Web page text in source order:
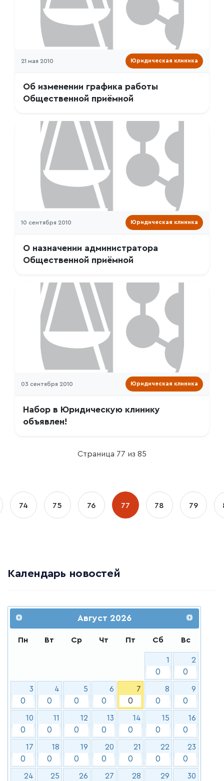
21 мая 2010 Юридическая клиника
Об изменении графика работы
Общественной приёмной
10 сентября 2010 Юридическая клиника
О назначении администратора
Общественной приёмной
03 сентября 2010 Юридическая клиника
Набор в Юридическую клинику
объявлен!
Страница 77 из 85
74 75 76 77 78 79
Календарь новостей
Август 2026
Пн Вт Ср Чт Пт Сб Вс
1
0
2
0
3
0
4
0
5
0
6
0
7
0
8
0
9
0
10
0
11
0
12
0
13
0
14
0
15
0
16
0
17
0
18
0
19
0
20
0
21
0
22
0
23
0
24 25 26 27 28 29 30